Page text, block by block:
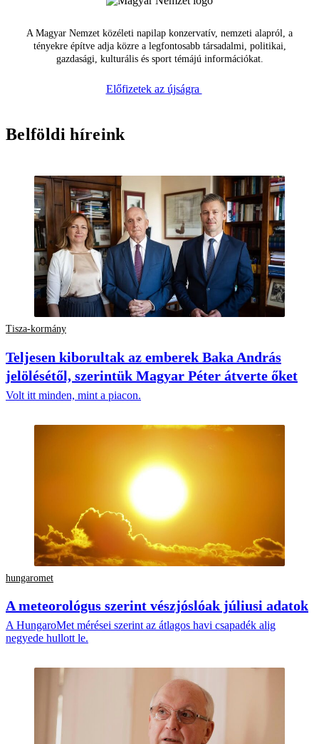
A Magyar Nemzet közéleti napilap konzervatív, nemzeti alapról, a
tényekre építve adja közre a legfontosabb társadalmi, politikai,
gazdasági, kulturális és sport témájú információkat.
Előfizetek az újságra
Belföldi híreink
Tisza-kormány
Teljesen kiborultak az emberek Baka András
jelölésétől, szerintük Magyar Péter átverte őket
Volt itt minden, mint a piacon.
hungaromet
A meteorológus szerint vészjóslóak júliusi adatok
A HungaroMet mérései szerint az átlagos havi csapadék alig
negyede hullott le.